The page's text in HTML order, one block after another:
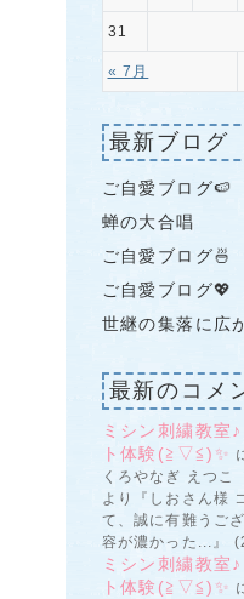
« 7月
31
最新ブログ
ご自愛ブログ🍉
蝉の大合唱
ご自愛ブログ🍜
ご自愛ブログ💖
世継の集落に広
最新のコメ
ミシン刺繍教
ト体験(≧▽≦)✨
くろやなぎ えつこ
より『しおさん様
て、誠に有難うご
容が濃かった...』
ミシン刺繍教
ト体験(≧▽≦)✨